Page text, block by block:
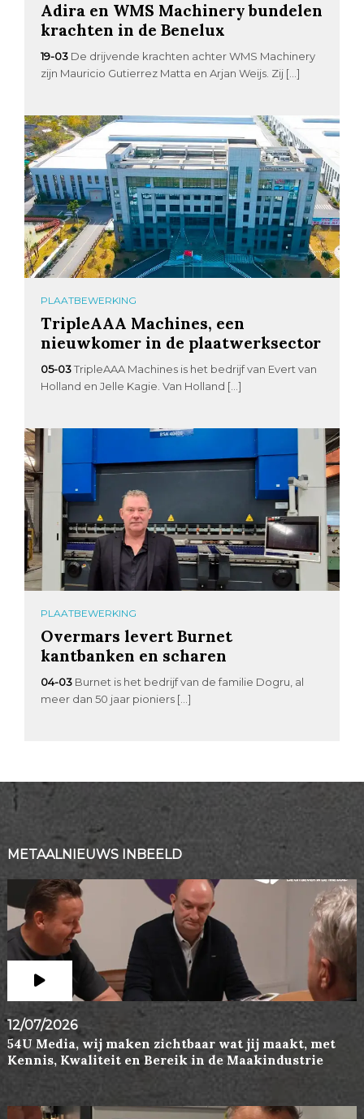
Adira en WMS Machinery bundelen
krachten in de Benelux
19-03 De drijvende krachten achter WMS Machinery
zijn Mauricio Gutierrez Matta en Arjan Weijs. Zij […]
PLAATBEWERKING
TripleAAA Machines, een
nieuwkomer in de plaatwerksector
05-03 TripleAAA Machines is het bedrijf van Evert van
Holland en Jelle Kagie. Van Holland […]
PLAATBEWERKING
Overmars levert Burnet
kantbanken en scharen
04-03 Burnet is het bedrijf van de familie Dogru, al
meer dan 50 jaar pioniers […]
METAALNIEUWS INBEELD
12/07/2026
54U Media, wij maken zichtbaar wat jij maakt, met
Kennis, Kwaliteit en Bereik in de Maakindustrie